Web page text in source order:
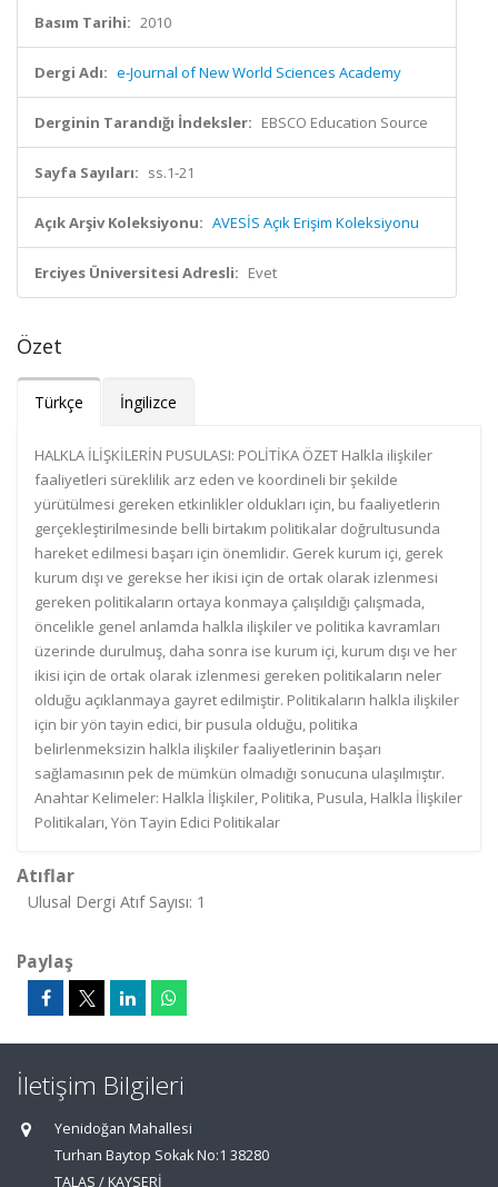
Basım Tarihi: 2010
Dergi Adı: e-Journal of New World Sciences Academy
Derginin Tarandığı İndeksler: EBSCO Education Source
Sayfa Sayıları: ss.1-21
Açık Arşiv Koleksiyonu: AVESİS Açık Erişim Koleksiyonu
Erciyes Üniversitesi Adresli: Evet
Özet
Türkçe İngilizce
HALKLA İLİŞKİLERİN PUSULASI: POLİTİKA ÖZET Halkla ilişkiler
faaliyetleri süreklilik arz eden ve koordineli bir şekilde
yürütülmesi gereken etkinlikler oldukları için, bu faaliyetlerin
gerçekleştirilmesinde belli birtakım politikalar doğrultusunda
hareket edilmesi başarı için önemlidir. Gerek kurum içi, gerek
kurum dışı ve gerekse her ikisi için de ortak olarak izlenmesi
gereken politikaların ortaya konmaya çalışıldığı çalışmada,
öncelikle genel anlamda halkla ilişkiler ve politika kavramları
üzerinde durulmuş, daha sonra ise kurum içi, kurum dışı ve her
ikisi için de ortak olarak izlenmesi gereken politikaların neler
olduğu açıklanmaya gayret edilmiştir. Politikaların halkla ilişkiler
için bir yön tayin edici, bir pusula olduğu, politika
belirlenmeksizin halkla ilişkiler faaliyetlerinin başarı
sağlamasının pek de mümkün olmadığı sonucuna ulaşılmıştır.
Anahtar Kelimeler: Halkla İlişkiler, Politika, Pusula, Halkla İlişkiler
Politikaları, Yön Tayin Edici Politikalar
Atıflar
Ulusal Dergi Atıf Sayısı: 1
Paylaş
İletişim Bilgileri
Yenidoğan Mahallesi
Turhan Baytop Sokak No:1 38280
TALAS / KAYSERİ